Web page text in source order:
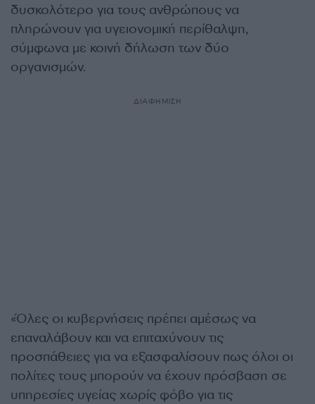
δυσκολότερο για τους ανθρώπους να
πληρώνουν για υγειονομική περίθαλψη,
σύμφωνα με κοινή δήλωση των δύο
οργανισμών.
ΔΙΑΦΗΜΙΣΗ
«Όλες οι κυβερνήσεις πρέπει αμέσως να
επαναλάβουν και να επιταχύνουν τις
προσπάθειες για να εξασφαλίσουν πως όλοι οι
πολίτες τους μπορούν να έχουν πρόσβαση σε
υπηρεσίες υγείας χωρίς φόβο για τις